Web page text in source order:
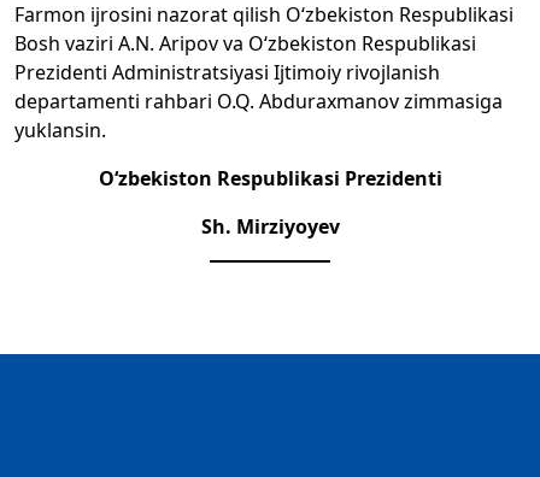
Farmon ijrosini nazorat qilish O‘zbekiston Respublikasi
Bosh vaziri A.N. Aripov va O‘zbekiston Respublikasi
Prezidenti Administratsiyasi Ijtimoiy rivojlanish
departamenti rahbari O.Q. Abduraxmanov zimmasiga
yuklansin.
O‘zbekiston Respublikasi Prezidenti
Sh. Mirziyoyev